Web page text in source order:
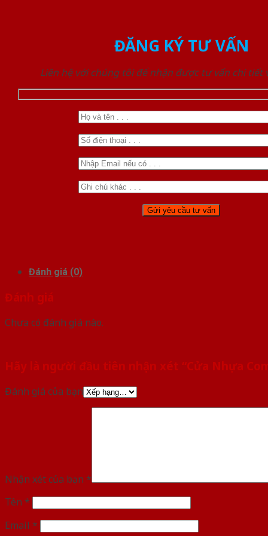
ĐĂNG KÝ TƯ VẤN
Liên hệ với chúng tôi để nhận được tư vấn chi tiết
Đánh giá (0)
Đánh giá
Chưa có đánh giá nào.
Hãy là người đầu tiên nhận xét “Cửa Nhựa
Đánh giá của bạn
Nhận xét của bạn *
Tên *
Email *